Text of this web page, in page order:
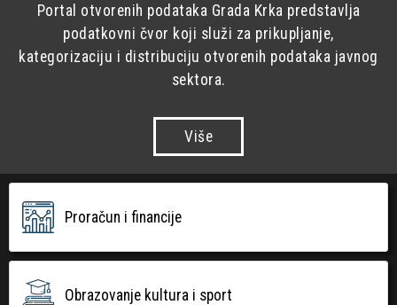
Portal otvorenih podataka Grada Krka predstavlja
podatkovni čvor koji služi za prikupljanje,
kategorizaciju i distribuciju otvorenih podataka javnog
sektora.
Više
Proračun i financije
Obrazovanje kultura i sport